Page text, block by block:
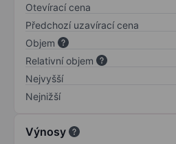
Otevírací cena
Předchozí uzavírací cena
Objem
Relativní objem
Nejvyšší
Nejnižší
Výnosy